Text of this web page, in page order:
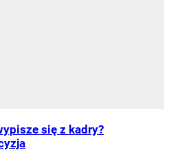
się z kadry?